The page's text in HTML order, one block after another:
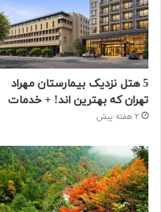
5 هتل نزدیک بیمارستان مهراد
تهران که بهترین‌ اند! + خدمات
2 هفته پیش